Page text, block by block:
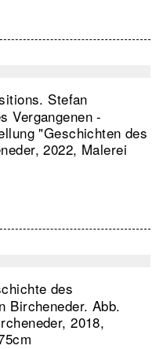
Stefan
Vergangenen -
"Geschichten des
2022, Malerei
des
Bircheneder. Abb.
2018,